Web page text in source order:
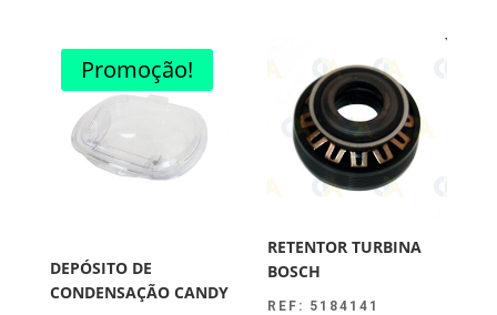
Promoção!
DEPÓSITO DE
CONDENSAÇÃO CANDY
RETENTOR TURBINA
BOSCH
REF: 5184141